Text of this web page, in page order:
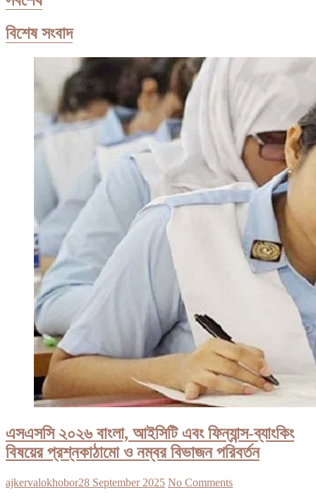
বিশেষ সংবাদ
এসএসসি ২০২৬ বাংলা, আইসিটি এবং ফিন্যান্স-ব্যাংকিং
বিষয়ের প্রশ্নকাঠামো ও নম্বর বিভাজন পরিবর্তন
ajkervalokhobor28 September 2025 No Comments